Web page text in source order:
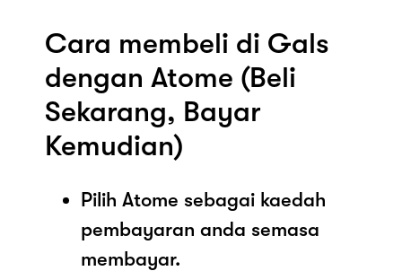
Cara membeli di Gals
dengan Atome (Beli
Sekarang, Bayar
Kemudian)
Pilih Atome sebagai kaedah
pembayaran anda semasa
membayar.